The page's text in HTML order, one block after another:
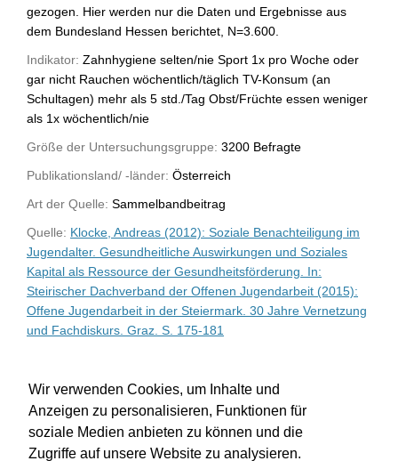
Wir verwenden Cookies, um Inhalte und
Anzeigen zu personalisieren, Funktionen für
soziale Medien anbieten zu können und die
Zugriffe auf unsere Website zu analysieren.
gezogen. Hier werden nur die Daten und Ergebnisse aus
dem Bundesland Hessen berichtet, N=3.600.
Indikator: Zahnhygiene selten/nie Sport 1x pro Woche oder
gar nicht Rauchen wöchentlich/täglich TV-Konsum (an
Schultagen) mehr als 5 std./Tag Obst/Früchte essen weniger
als 1x wöchentlich/nie
Größe der Untersuchungsgruppe: 3200 Befragte
Publikationsland/ -länder: Österreich
Art der Quelle: Sammelbandbeitrag
Quelle: Klocke, Andreas (2012): Soziale Benachteiligung im
Jugendalter. Gesundheitliche Auswirkungen und Soziales
Kapital als Ressource der Gesundheitsförderung. In:
Steirischer Dachverband der Offenen Jugendarbeit (2015):
Offene Jugendarbeit in der Steiermark. 30 Jahre Vernetzung
und Fachdiskurs. Graz. S. 175-181